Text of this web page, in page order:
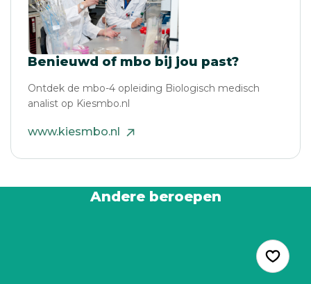
Benieuwd of mbo bij jou past?
Ontdek de mbo-4 opleiding Biologisch medisch
analist op Kiesmbo.nl
www.kiesmbo.nl
Andere beroepen